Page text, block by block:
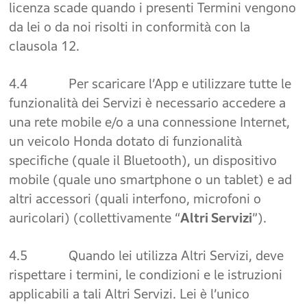
licenza scade quando i presenti Termini vengono
da lei o da noi risolti in conformità con la
clausola 12.
4.4 Per scaricare l’App e utilizzare tutte le
funzionalità dei Servizi è necessario accedere a
una rete mobile e/o a una connessione Internet,
un veicolo Honda dotato di funzionalità
specifiche (quale il Bluetooth), un dispositivo
mobile (quale uno smartphone o un tablet) e ad
altri accessori (quali interfono, microfoni o
auricolari) (collettivamente “Altri Servizi”).
4.5 Quando lei utilizza Altri Servizi, deve
rispettare i termini, le condizioni e le istruzioni
applicabili a tali Altri Servizi. Lei è l’unico